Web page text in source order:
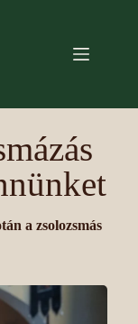
a zsolozsmás